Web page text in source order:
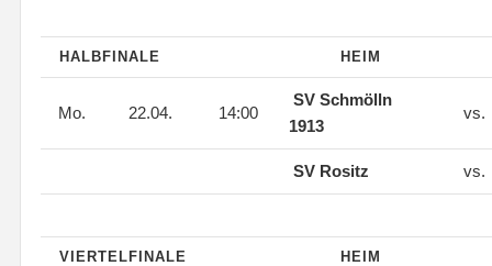
HALBFINALE HEIM
Mo. 22.04. 14:00
SV Schmölln
1913
vs.
SV Rositz vs.
VIERTELFINALE HEIM